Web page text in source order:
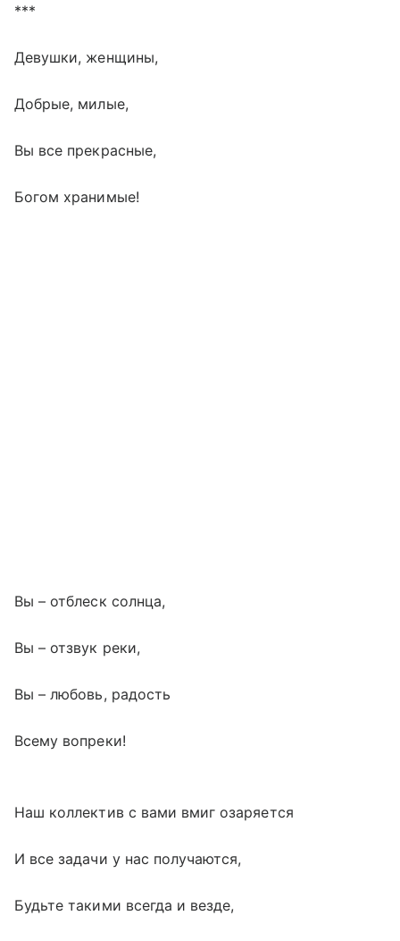
***
Девушки, женщины,
Добрые, милые,
Вы все прекрасные,
Богом хранимые!
Вы – отблеск солнца,
Вы – отзвук реки,
Вы – любовь, радость
Всему вопреки!
Наш коллектив с вами вмиг озаряется
И все задачи у нас получаются,
Будьте такими всегда и везде,